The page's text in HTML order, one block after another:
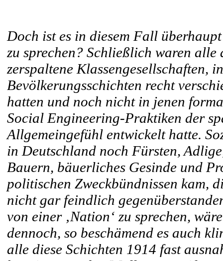
Doch ist es in diesem Fall
zu sprechen? Schließlich waren
zerspaltene Klassengesellschaften,
Bevölkerungsschichten recht
hatten und noch nicht in jenen
Social Engineering-Praktiken der
Allgemeingefühl entwickelt hatte.
in Deutschland noch Fürsten,
Bauern, bäuerliches Gesinde und
politischen Zweckbündnissen kam,
nicht gar feindlich
von einer ‚Nation‘ zu sprechen,
dennoch, so beschämend es auch
alle diese Schichten 1914 fast